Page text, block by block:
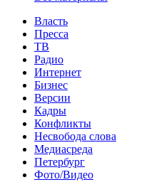
Власть
Пресса
ТВ
Радио
Интернет
Бизнес
Версии
Кадры
Конфликты
Несвобода слова
Медиасреда
Петербург
Фото/Видео